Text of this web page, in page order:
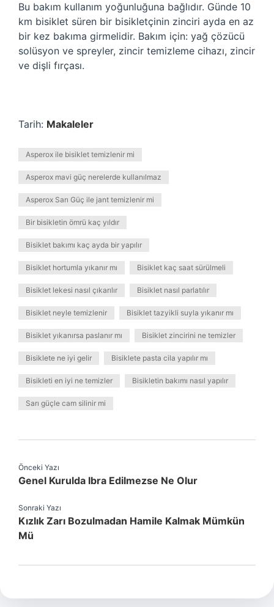
Bu bakım kullanım yoğunluğuna bağlıdır. Günde 10
km bisiklet süren bir bisikletçinin zinciri ayda en az
bir kez bakıma girmelidir. Bakım için: yağ çözücü
solüsyon ve spreyler, zincir temizleme cihazı, zincir
ve dişli fırçası.
Tarih: Makaleler
Asperox ile bisiklet temizlenir mi
Asperox mavi güç nerelerde kullanılmaz
Asperox Sarı Güç ile jant temizlenir mi
Bir bisikletin ömrü kaç yıldır
Bisiklet bakımı kaç ayda bir yapılır
Bisiklet hortumla yıkanır mı Bisiklet kaç saat sürülmeli
Bisiklet lekesi nasıl çıkarılır Bisiklet nasıl parlatılır
Bisiklet neyle temizlenir Bisiklet tazyikli suyla yıkanır mı
Bisiklet yıkanırsa paslanır mı Bisiklet zincirini ne temizler
Bisiklete ne iyi gelir Bisiklete pasta cila yapılır mı
Bisikleti en iyi ne temizler Bisikletin bakımı nasıl yapılır
Sarı güçle cam silinir mi
Önceki Yazı
Genel Kurulda Ibra Edilmezse Ne Olur
Sonraki Yazı
Kızlık Zarı Bozulmadan Hamile Kalmak Mümkün
Mü